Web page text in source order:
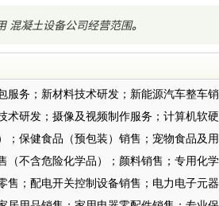
混凝土设备公司经营范围。
服务；新材料技术研发；新能源汽车整车
术研发；摄像及视频制作服务；计算机软
；保健食品（预包装）销售；宠物食品及
（不含危险化学品）；颜料销售；专用化
售；配电开关控制设备销售；电力电子元